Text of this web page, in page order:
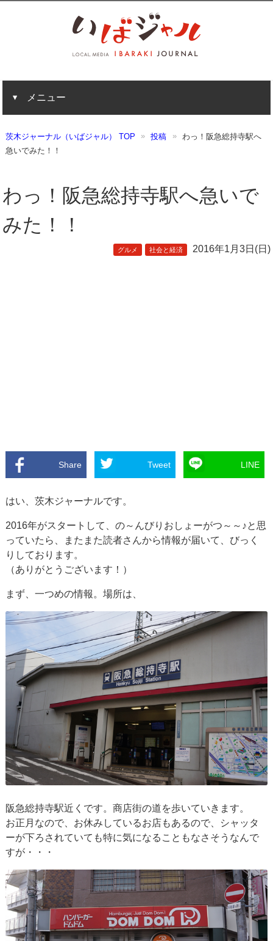
メニュー
茨木ジャーナル（いばジャル） TOP 投稿
わっ！阪急総持寺駅へ
急いでみた！！
わっ！阪急総持寺駅へ急いで
みた！！
グルメ 社会と経済 2016年1月3日(日)
Share Tweet LINE
はい、茨木ジャーナルです。
2016年がスタートして、の～んびりおしょーがつ～～♪と思
っていたら、またまた読者さんから情報が届いて、びっく
りしております。
（ありがとうございます！）
まず、一つめの情報。場所は、
阪急総持寺駅近くです。商店街の道を歩いていきます。
お正月なので、お休みしているお店もあるので、シャッタ
ーが下ろされていても特に気になることもなさそうなんで
すが・・・